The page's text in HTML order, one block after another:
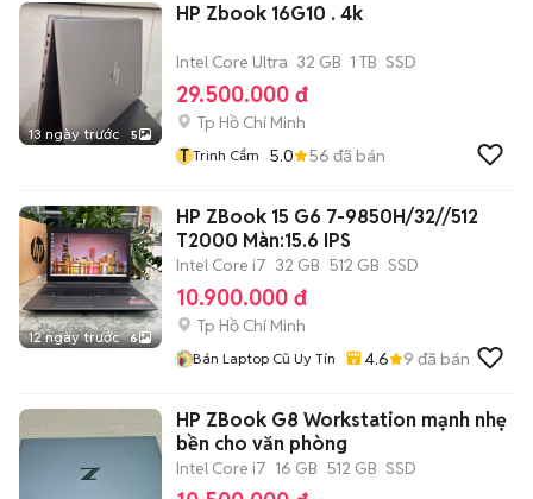
13 ngày trước 5
HP Zbook 16G10 . 4k
Intel Core Ultra 32 GB 1 TB SSD
29.500.000 đ
Tp Hồ Chí Minh
T Trinh Cẩm 5.0 56 đã bán
12 ngày trước 6
HP ZBook 15 G6 7-9850H/32//512
T2000 Màn:15.6 IPS
Intel Core i7 32 GB 512 GB SSD
10.900.000 đ
Tp Hồ Chí Minh
Bán Laptop Cũ Uy Tín 4.6 9 đã bán
HP ZBook G8 Workstation mạnh nhẹ
bền cho văn phòng
Intel Core i7 16 GB 512 GB SSD